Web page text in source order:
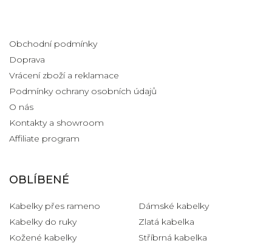
Obchodní podmínky
Doprava
Vrácení zboží a reklamace
Podmínky ochrany osobních údajů
O nás
Kontakty a showroom
Affiliate program
OBLÍBENÉ
Kabelky přes rameno
Kabelky do ruky
Kožené kabelky
Dámské kabelky
Zlatá kabelka
Stříbrná kabelka